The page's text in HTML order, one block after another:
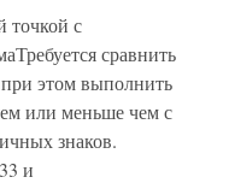
точкой с
сравнить
этом выполнить
или меньше чем с
знаков.
и